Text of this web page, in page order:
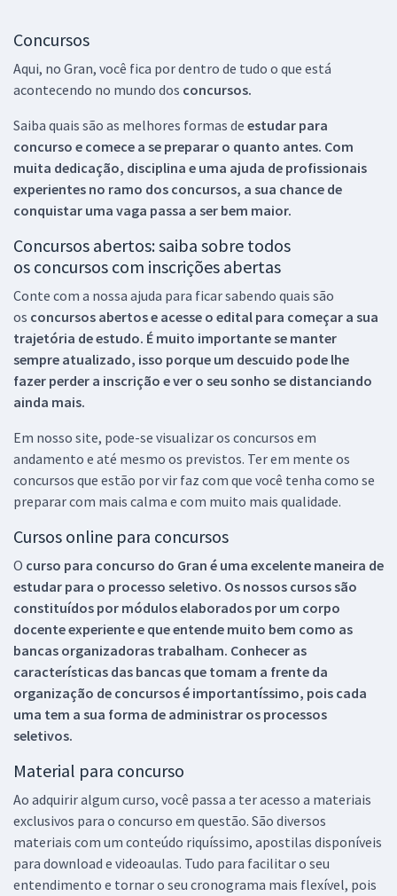
Concursos
Aqui, no Gran, você fica por dentro de tudo o que está
acontecendo no mundo dos concursos.
Saiba quais são as melhores formas de estudar para
concurso e comece a se preparar o quanto antes. Com
muita dedicação, disciplina e uma ajuda de profissionais
experientes no ramo dos concursos, a sua chance de
conquistar uma vaga passa a ser bem maior.
Concursos abertos: saiba sobre todos
os concursos com inscrições abertas
Conte com a nossa ajuda para ficar sabendo quais são
os concursos abertos e acesse o edital para começar a sua
trajetória de estudo. É muito importante se manter
sempre atualizado, isso porque um descuido pode lhe
fazer perder a inscrição e ver o seu sonho se distanciando
ainda mais.
Em nosso site, pode-se visualizar os concursos em
andamento e até mesmo os previstos. Ter em mente os
concursos que estão por vir faz com que você tenha como se
preparar com mais calma e com muito mais qualidade.
Cursos online para concursos
O curso para concurso do Gran é uma excelente maneira de
estudar para o processo seletivo. Os nossos cursos são
constituídos por módulos elaborados por um corpo
docente experiente e que entende muito bem como as
bancas organizadoras trabalham. Conhecer as
características das bancas que tomam a frente da
organização de concursos é importantíssimo, pois cada
uma tem a sua forma de administrar os processos
seletivos.
Material para concurso
Ao adquirir algum curso, você passa a ter acesso a materiais
exclusivos para o concurso em questão. São diversos
materiais com um conteúdo riquíssimo, apostilas disponíveis
para download e videoaulas. Tudo para facilitar o seu
entendimento e tornar o seu cronograma mais flexível, pois